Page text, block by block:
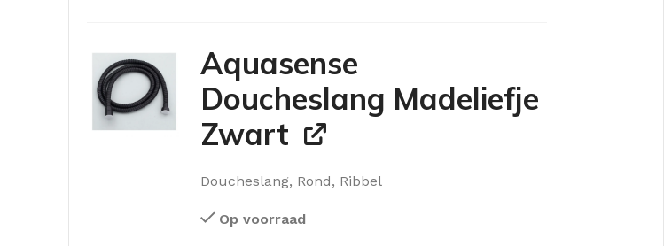
Aquasense
Doucheslang Madeliefje
Zwart
Doucheslang, Rond, Ribbel
Op voorraad